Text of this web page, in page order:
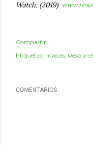
Watch, (2019).
Compartir
Etiquetas: mapas
COMENTARIOS